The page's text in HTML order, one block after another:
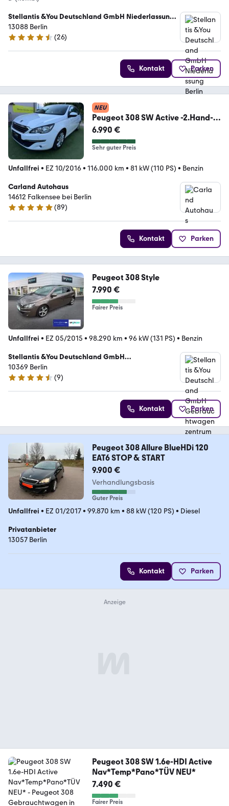
Stellantis &You Deutschland GmbH Niederlassung
Berlin Weissensee
13088 Berlin
4.7 Sterne
(26)
Kontakt Parken
NEU
Peugeot 308 SW Active -2.Hand-
Scheckheft-Viele EXTRA!
6.990 €
Sehr guter Preis
Unfallfrei • EZ 10/2016• 116.000 km • 81 kW (110 PS) • Benzin
Carland Autohaus
14612 Falkensee bei Berlin
4.9 Sterne
(89)
Kontakt Parken
Peugeot 308 Style
7.990 €
Fairer Preis
Unfallfrei • EZ 05/2015 • 98.290 km • 96 kW (131 PS) • Benzin
Stellantis &You Deutschland GmbH
Gebrauchtwagenzentrum Berlin
10369 Berlin
4.5 Sterne
(9)
Kontakt Parken
Peugeot 308 Allure BlueHDi 120
EAT6 STOP & START
9.900 €
Verhandlungsbasis
Guter Preis
Unfallfrei • EZ 01/2017• 99.870 km • 88 kW (120 PS) • Diesel
Privatanbieter
13057 Berlin
Kontakt Parken
Peugeot 308 SW 1.6e-HDI Active
Nav*Temp*Pano*TÜV NEU*
7.490 €
Fairer Preis